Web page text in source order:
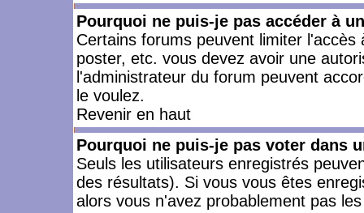
Pourquoi ne puis-je pas accéder à
Certains forums peuvent limiter
poster, etc. vous devez avoir une
l'administrateur du forum peuvent
le voulez.
Revenir en haut
Pourquoi ne puis-je pas voter dans
Seuls les utilisateurs enregistrés
des résultats). Si vous vous êtes
alors vous n'avez probablement pas